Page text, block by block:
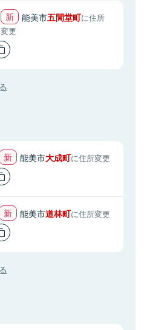
能美市五間堂町に住所
変更
能美市大成町に住所変更
能美市道林町に住所変更